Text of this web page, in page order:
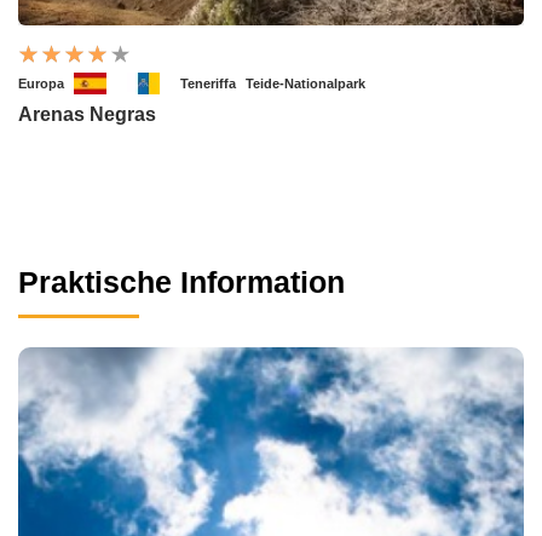
Europa Teneriffa Teide-Nationalpark
Arenas Negras
Praktische Information